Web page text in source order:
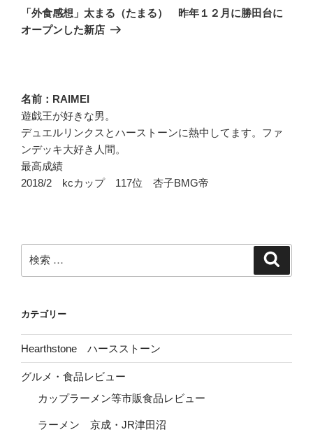
ゲ
ー
稿
の
投
「外食感想」太まる（たまる） 昨年１２月に勝田台に
オープンした新店
名前：RAIMEI
遊戯王が好きな男。
デュエルリンクスとハーストーンに熱中してます。ファ
ンデッキ大好き人間。
最高成績
2018/2 kcカップ 117位 杏子BMG帝
検
索:
カテゴリー
Hearthstone ハースストーン
グルメ・食品レビュー
カップラーメン等市販食品レビュー
ラーメン 京成・JR津田沼